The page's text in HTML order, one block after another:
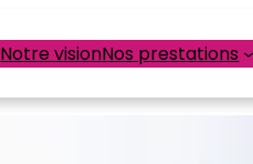
Notre visionNos prestations